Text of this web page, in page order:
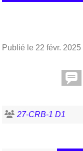
Publié le 22 févr. 2025
27-CRB-1 D1